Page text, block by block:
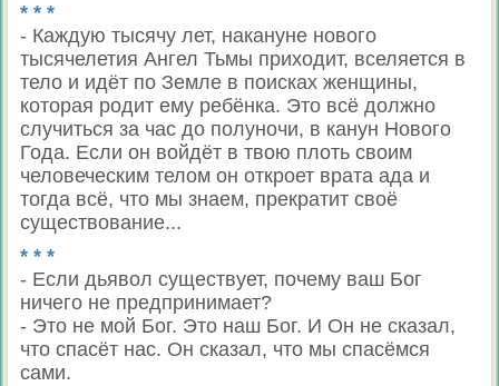
* * *
- Каждую тысячу лет, накануне нового
тысячелетия Ангел Тьмы приходит, вселяется в
тело и идёт по Земле в поисках женщины,
которая родит ему ребёнка. Это всё должно
случиться за час до полуночи, в канун Нового
Года. Если он войдёт в твою плоть своим
человеческим телом он откроет врата ада и
тогда всё, что мы знаем, прекратит своё
существование...
* * *
- Если дьявол существует, почему ваш Бог
ничего не предпринимает?
- Это не мой Бог. Это наш Бог. И Он не сказал,
что спасёт нас. Он сказал, что мы спасёмся
сами.